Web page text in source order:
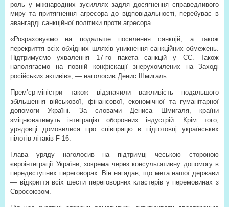
роль у міжнародних зусиллях задля досягнення справедливого
миру та притягнення агресора до відповідальності, перебуває в
авангарді санкційної політики проти агресора.
«Розраховуємо на подальше посилення санкцій, а також
перекриття всіх обхідних шляхів уникнення санкційних обмежень.
Підтримуємо ухвалення 17-го пакета санкцій у ЄС. Також
наполягаємо на повній конфіскації знерухомлених на Заході
російських активів», — наголосив Денис Шмигаль.
Прем’єр-міністри також відзначили важливість подальшого
збільшення військової, фінансової, економічної та гуманітарної
допомоги Україні. За словами Дениса Шмигаля, країни
зміцнюватимуть інтеграцію оборонних індустрій. Крім того,
урядовці домовилися про співпрацю в підготовці українських
пілотів літаків F-16.
Глава уряду наголосив на підтримці чеською стороною
євроінтеграції України, зокрема через консультативну допомогу в
передвступних переговорах. Він нагадав, що мета нашої держави
— відкриття всіх шести переговорних кластерів у перемовинах з
Євросоюзом.